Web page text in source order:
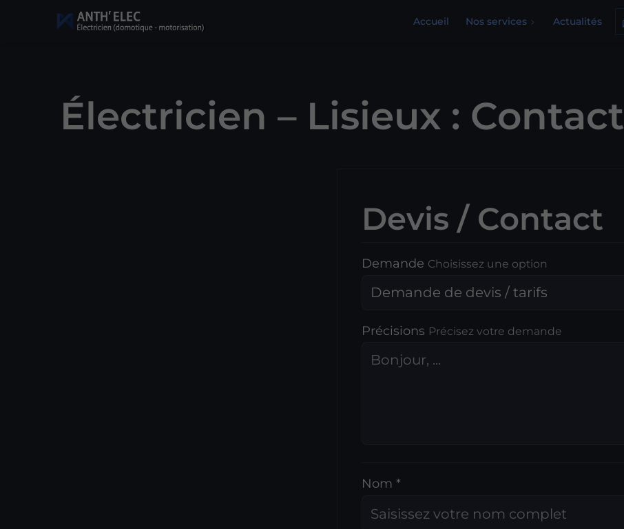
Accueil Nos services Actualités
Électricien – Lisieux : Contact
Devis / Contact
Demande Choisissez une option
Précisions Précisez votre demande
Nom *